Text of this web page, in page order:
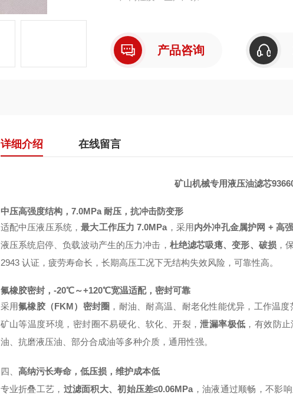
产品咨询
详细介绍 在线留言
矿山机械专用液压油滤芯
中压高强度结构，7.0MPa 耐压，抗冲击防变形
适配中压液压系统，最大工作压力 7.0MPa ，采用内外冲孔金属护网 + 高
液压系统启停、负载波动产生的压力冲击， 杜绝滤芯吸瘪、变形、破损，
2943 认证，疲劳寿命长，长期高压工况下无结构失效风险，可靠性高。
氟橡胶密封，-20℃～+120℃宽温适配，密封可靠
采用氟橡胶（FKM）密封圈 ，耐油、耐高温、耐老化性能优异，工作温
矿山等温度环境，密封圈不易硬化、软化、开裂，泄漏率极低 ，有效防
油、抗磨液压油、部分合成油等多种介质，通用性强。
四、 高纳污长寿命，低压损，维护成本低
专业折叠工艺， 过滤面积大、初始压差≤0.06MPa ，油液通过顺畅，不影